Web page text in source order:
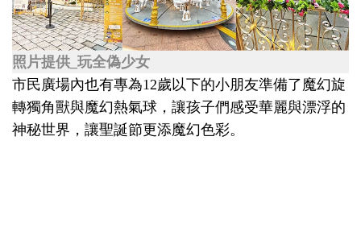
照片提供_玩全偽少女
市民廣場內也有專為12歲以下的小朋友準備了魔幻旋
轉獨角獸與魔幻熱氣球，讓孩子們感受華麗與漂浮的
神秘世界，讓聖誕節更添魔幻色彩。